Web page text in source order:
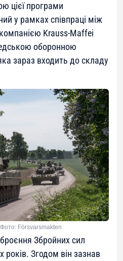
цієї програми
у рамках співпраці між
Krauss-Maffei
оборонною
зараз входить до складу
Försvarsmakten
Збройних сил
років. Згодом він зазнав